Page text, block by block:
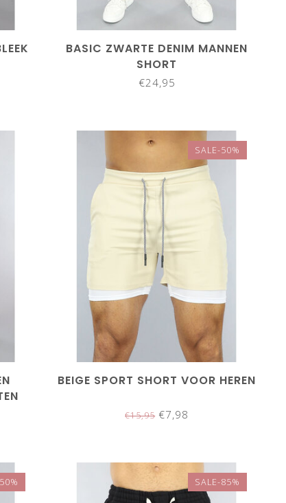
BASIC ZWARTE DENIM MANNEN
SHORT
€24,95
SALE-50%
BEIGE SPORT SHORT VOOR HEREN
€15,95€7,98
SALE-85%